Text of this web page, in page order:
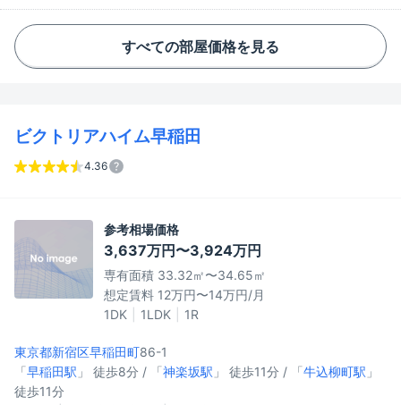
すべての部屋価格を見る
ビクトリアハイム早稲田
4.36
参考相場価格
3,637万円〜3,924万円
専有面積 33.32㎡〜34.65㎡
想定賃料 12万円〜14万円/月
1DK
1LDK 1R
東京都新宿区早稲田町86-1
「早稲田駅 」 徒歩8分 / 「神楽坂駅 」 徒歩11分 / 「牛込柳町駅 」
徒歩11分